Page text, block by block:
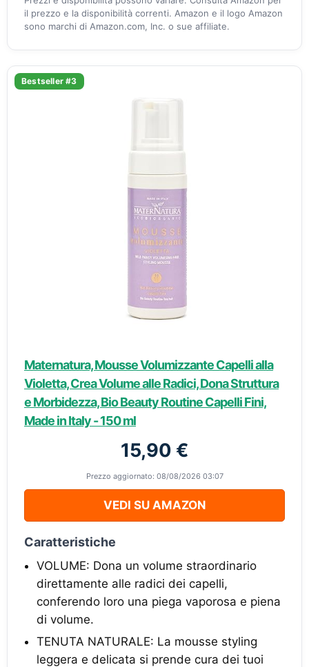
il prezzo e la disponibilità correnti. Amazon e il logo Amazon
sono marchi di Amazon.com, Inc. o sue affiliate.
Bestseller #3
Maternatura, Mousse Volumizzante Capelli alla
Violetta, Crea Volume alle Radici, Dona Struttura
e Morbidezza, Bio Beauty Routine Capelli Fini,
Made in Italy - 150 ml
15,90 €
Prezzo aggiornato: 08/08/2026 03:07
VEDI SU AMAZON
Caratteristiche
VOLUME: Dona un volume straordinario
direttamente alle radici dei capelli,
conferendo loro una piega vaporosa e piena
di volume.
TENUTA NATURALE: La mousse styling
leggera e delicata si prende cura dei tuoi